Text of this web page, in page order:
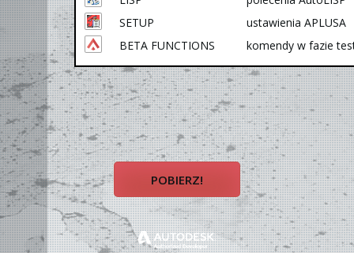
SETUP
ustawienia APLUSA
BETA FUNCTIONS
komendy w fazie
POBIERZ!